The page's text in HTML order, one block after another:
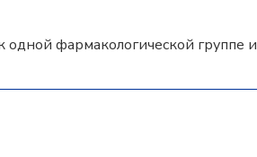
фармакологической группе и